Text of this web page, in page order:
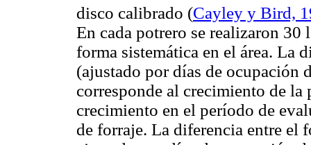
disco calibrado (Cayley y Bird,
En cada potrero se realizaron
forma sistemática en el área. La
(ajustado por días de ocupación
corresponde al crecimiento de la
crecimiento en el período de
de forraje. La diferencia entre el